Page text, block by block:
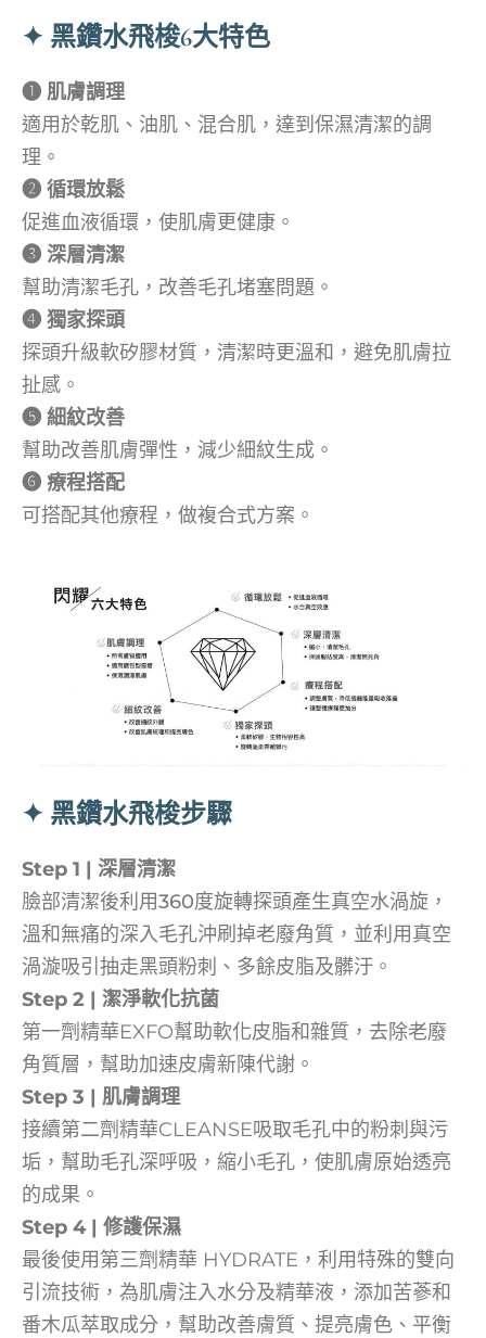
✦ 黑鑽水飛梭6大特色
➊ 肌膚調理
適用於乾肌、油肌、混合肌，達到保濕清潔的調
理。
➋ 循環放鬆
促進血液循環，使肌膚更健康。
➌ 深層清潔
幫助清潔毛孔，改善毛孔堵塞問題。
➍ 獨家探頭
探頭升級軟矽膠材質，清潔時更溫和，避免肌膚拉
扯感。
➎ 細紋改善
幫助改善肌膚彈性，減少細紋生成。
➏ 療程搭配
可搭配其他療程，做複合式方案。
✦ 黑鑽水飛梭步驟
Step 1 | 深層清潔
臉部清潔後利用360度旋轉探頭產生真空水渦旋，
溫和無痛的深入毛孔沖刷掉老廢角質，並利用真空
渦漩吸引抽走黑頭粉刺、多餘皮脂及髒汙。
Step 2 | 潔淨軟化抗菌
第一劑精華EXFO幫助軟化皮脂和雜質，去除老廢
角質層，幫助加速皮膚新陳代謝。
Step 3 | 肌膚調理
接續第二劑精華CLEANSE吸取毛孔中的粉刺與污
垢，幫助毛孔深呼吸，縮小毛孔，使肌膚原始透亮
的成果。
Step 4 | 修護保濕
最後使用第三劑精華 HYDRATE，利用特殊的雙向
引流技術，為肌膚注入水分及精華液，添加苦蔘和
番木瓜萃取成分，幫助改善膚質、提亮膚色、平衡